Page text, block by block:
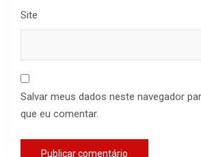
Site
Salvar meus dados neste navegador
que eu comentar.